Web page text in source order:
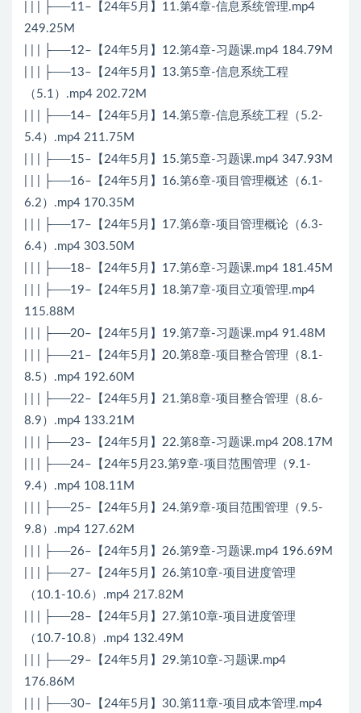
| | | ├──11–【24年5月】11.第4章-信息系统管理.mp4
249.25M
| | | ├──12–【24年5月】12.第4章-习题课.mp4 184.79M
| | | ├──13–【24年5月】13.第5章-信息系统工程
（5.1）.mp4 202.72M
| | | ├──14–【24年5月】14.第5章-信息系统工程（5.2-
5.4）.mp4 211.75M
| | | ├──15–【24年5月】15.第5章-习题课.mp4 347.93M
| | | ├──16–【24年5月】16.第6章-项目管理概述（6.1-
6.2）.mp4 170.35M
| | | ├──17–【24年5月】17.第6章-项目管理概论（6.3-
6.4）.mp4 303.50M
| | | ├──18–【24年5月】17.第6章-习题课.mp4 181.45M
| | | ├──19–【24年5月】18.第7章-项目立项管理.mp4
115.88M
| | | ├──20–【24年5月】19.第7章-习题课.mp4 91.48M
| | | ├──21–【24年5月】20.第8章-项目整合管理（8.1-
8.5）.mp4 192.60M
| | | ├──22–【24年5月】21.第8章-项目整合管理（8.6-
8.9）.mp4 133.21M
| | | ├──23–【24年5月】22.第8章-习题课.mp4 208.17M
| | | ├──24–【24年5月23.第9章-项目范围管理（9.1-
9.4）.mp4 108.11M
| | | ├──25–【24年5月】24.第9章-项目范围管理（9.5-
9.8）.mp4 127.62M
| | | ├──26–【24年5月】26.第9章-习题课.mp4 196.69M
| | | ├──27–【24年5月】26.第10章-项目进度管理
（10.1-10.6）.mp4 217.82M
| | | ├──28–【24年5月】27.第10章-项目进度管理
（10.7-10.8）.mp4 132.49M
| | | ├──29–【24年5月】29.第10章-习题课.mp4
176.86M
| | | ├──30–【24年5月】30.第11章-项目成本管理.mp4